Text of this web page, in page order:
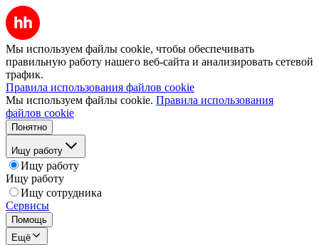
Мы используем файлы cookie, чтобы обеспечивать
правильную работу нашего веб-сайта и анализировать сетевой
трафик.
Правила использования файлов cookie
Мы используем файлы cookie. Правила использования
файлов cookie
Понятно
Ищу работу
Ищу работу
Ищу работу
Ищу сотрудника
Сервисы
Помощь
Ещё